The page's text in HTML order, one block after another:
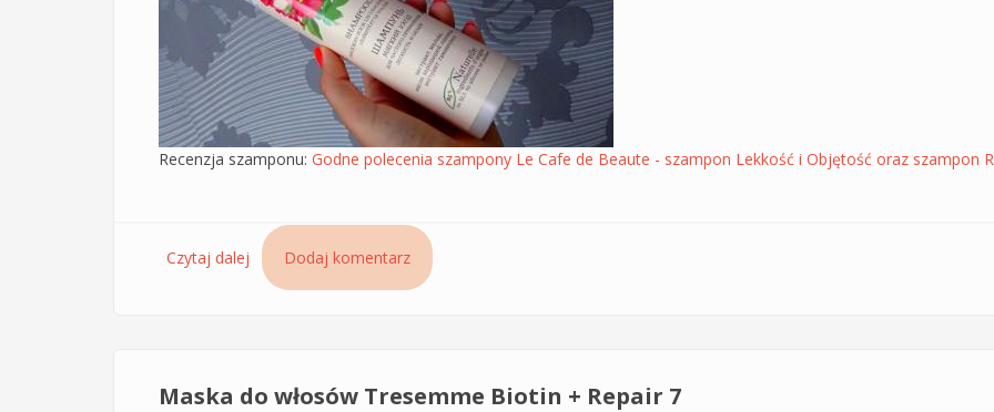
Recenzja szamponu: Godne polecenia szampony Le Cafe de Beaute - szampon Lekkość i Objętość oraz szampon
Czytaj dalej wpis Szampon do włosów Lekkość i Objętość Le Cafe de Beaute - sam skład
Dodaj komentarz
Maska do włosów Tresemme Biotin + Repair 7